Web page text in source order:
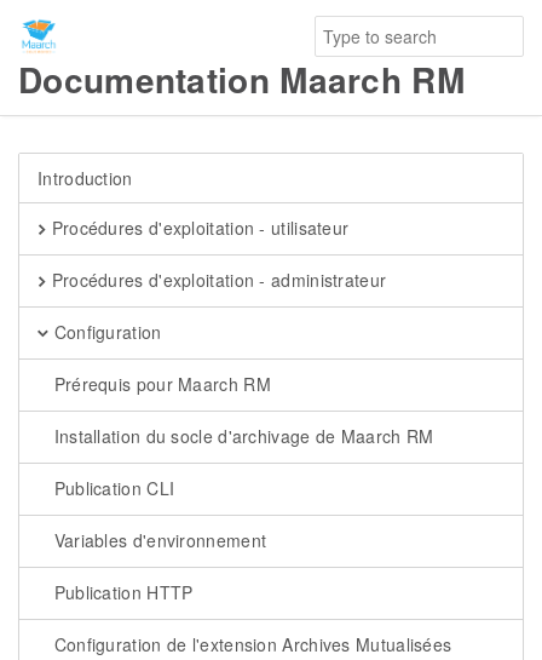
Documentation Maarch RM
Introduction
Procédures d'exploitation - utilisateur
Procédures d'exploitation - administrateur
Configuration
Prérequis pour Maarch RM
Installation du socle d'archivage de Maarch RM
Publication CLI
Variables d'environnement
Publication HTTP
Configuration de l'extension Archives Mutualisées